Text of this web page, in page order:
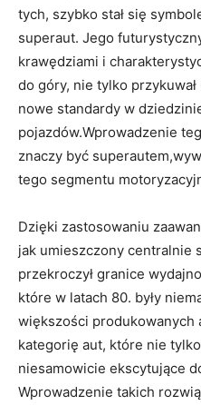
tych, szybko stał się
superaut. Jego
krawędziami i
do góry, nie tylko
nowe standardy w
pojazdów.Wprowadzenie
znaczy być
tego segmentu
Dzięki zastosowaniu
jak umieszczony centralnie
przekroczył granice
które w latach 80. były
większości produkowanych
kategorię aut, które nie
niesamowicie ekscytujące
Wprowadzenie takich